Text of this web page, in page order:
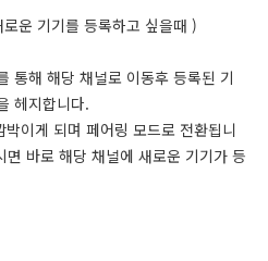
운 기기를 등록하고 싶을때 )
통해 해당 채널로 이동후 등록된 기
헤지합니다.
이게 되며 페어링 모드로 전환됩니
바로 해당 채널에 새로운 기기가 등